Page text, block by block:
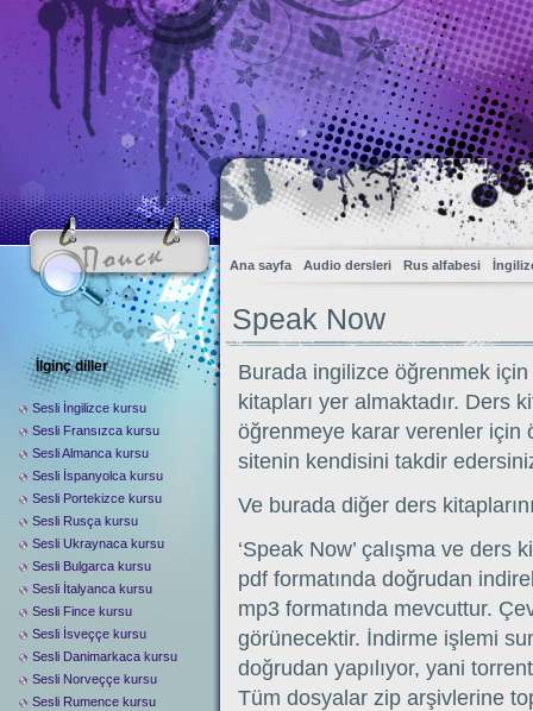
Ana sayfa Audio dersleri Rus alfabesi
Speak Now
Burada ingilizce öğrenmek için
kitapları yer almaktadır. Ders
öğrenmeye karar verenler için
sitenin kendisini takdir
Ve burada diğer ders
‘Speak Now’ çalışma ve ders
pdf formatında doğrudan
mp3 formatında mevcuttur.
görünecektir. İndirme işlemi
doğrudan yapılıyor, yani
Tüm dosyalar zip arşivlerine
İlginç diller
Sesli İngilizce kursu
Sesli Fransızca kursu
Sesli Almanca kursu
Sesli İspanyolca kursu
Sesli Portekizce kursu
Sesli Rusça kursu
Sesli Ukraynaca kursu
Sesli Bulgarca kursu
Sesli İtalyanca kursu
Sesli Fince kursu
Sesli İsveççe kursu
Sesli Danimarkaca kursu
Sesli Norveççe kursu
Sesli Rumence kursu